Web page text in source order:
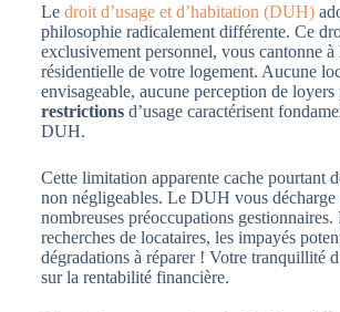
Le droit d’usage et d’habitation (DUH)
philosophie radicalement différente. Ce
exclusivement personnel, vous cantonne à
résidentielle de votre logement. Aucune
envisageable, aucune perception de loyers
restrictionsd’usage caractérisent
DUH.
Cette limitation apparente cache pourtant
non négligeables. Le DUH vous décharge
nombreuses préoccupations gestionnaires.
recherches de locataires, les impayés
dégradations à réparer ! Votre tranquillité
sur la rentabilité financière.